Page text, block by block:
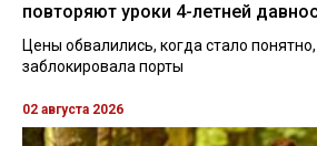
повторяют уроки 4-летней
Цены обвалились, когда стало
заблокировала порты
02 августа 2026